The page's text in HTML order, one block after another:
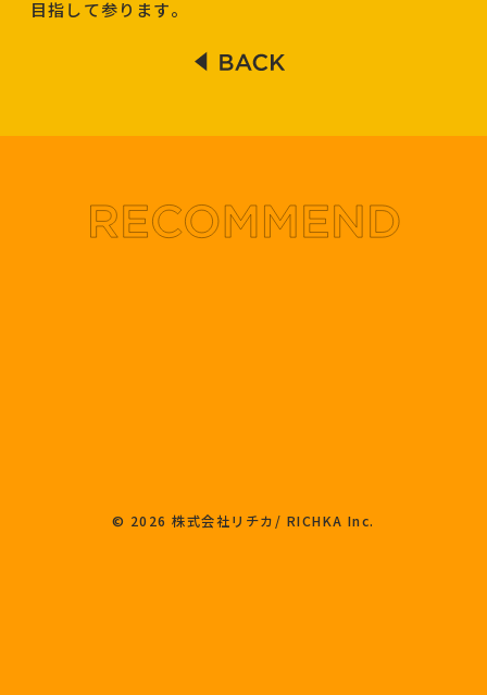
目指して参ります。
© 2026 株式会社リチカ/ RICHKA Inc.